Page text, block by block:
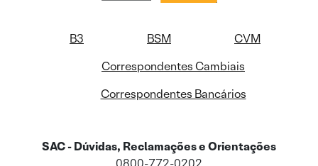
B3 BSM
CVM
Correspondentes Cambiais
Correspondentes Bancários
SAC - Dúvidas, Reclamações e Orientações